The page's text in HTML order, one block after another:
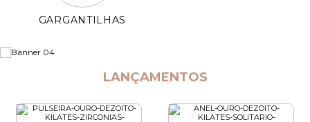
GARGANTILHAS
LANÇAMENTOS